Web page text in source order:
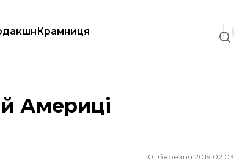
Крамниця
Америці
01 березня 2019 02:03